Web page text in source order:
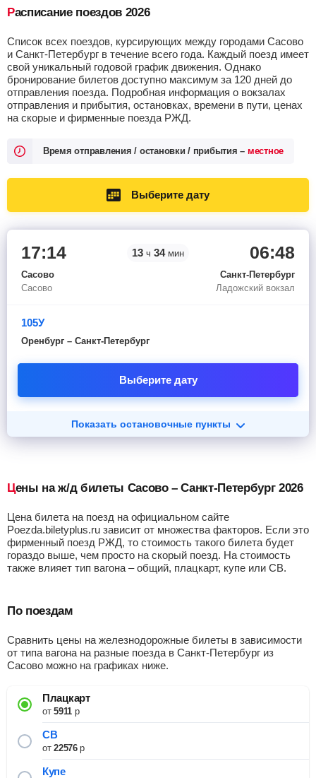
Расписание поездов 2026
Список всех поездов, курсирующих между городами Сасово
и Санкт-Петербург в течение всего года. Каждый поезд имеет
свой уникальный годовой график движения. Однако
бронирование билетов доступно максимум за 120 дней до
отправления поезда. Подробная информация о вокзалах
отправления и прибытия, остановках, времени в пути, ценах
на скорые и фирменные поезда РЖД.
Время отправления / остановки / прибытия – местное
Выберите дату
17:14
Сасово
Сасово
13 ч 34 мин 06:48
Санкт-Петербург
Ладожский вокзал
105У
Оренбург – Санкт-Петербург
Выберите дату
Показать остановочные пункты
Цены на ж/д билеты Сасово – Санкт-Петербург 2026
Цена билета на поезд на официальном сайте
Poezda.biletyplus.ru зависит от множества факторов. Если это
фирменный поезд РЖД, то стоимость такого билета будет
гораздо выше, чем просто на скорый поезд. На стоимость
также влияет тип вагона – общий, плацкарт, купе или СВ.
По поездам
Сравнить цены на железнодорожные билеты в зависимости
от типа вагона на разные поезда в Санкт-Петербург из
Сасово можно на графиках ниже.
Плацкарт
от5911р
СВ
от22576р
Купе